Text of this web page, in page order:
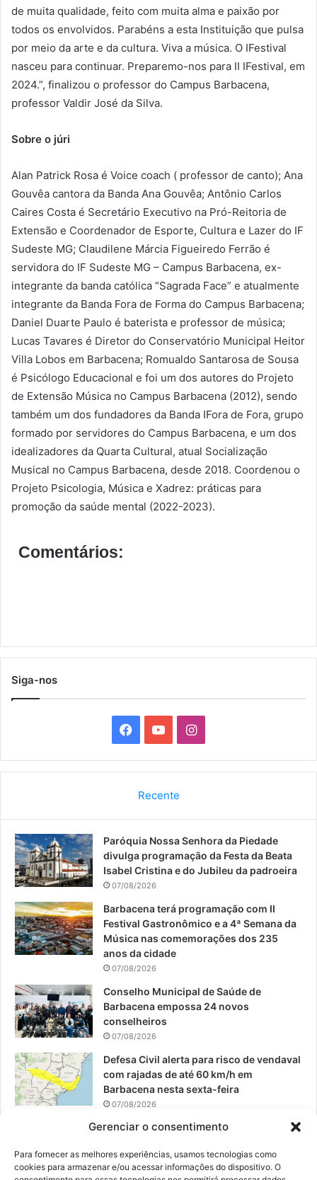
Gerenciar o consentimento
Para fornecer as melhores experiências, usamos tecnologias como
cookies para armazenar e/ou acessar informações do dispositivo. O
de muita qualidade, feito com muita alma e paixão por
todos os envolvidos. Parabéns a esta Instituição que pulsa
por meio da arte e da cultura. Viva a música. O IFestival
nasceu para continuar. Preparemo-nos para II IFestival, em
2024.”, finalizou o professor do Campus Barbacena,
professor Valdir José da Silva.
Sobre o júri
Alan Patrick Rosa é Voice coach ( professor de canto); Ana
Gouvêa cantora da Banda Ana Gouvêa; Antônio Carlos
Caires Costa é Secretário Executivo na Pró-Reitoria de
Extensão e Coordenador de Esporte, Cultura e Lazer do IF
Sudeste MG; Claudilene Márcia Figueiredo Ferrão é
servidora do IF Sudeste MG – Campus Barbacena, ex-
integrante da banda católica “Sagrada Face” e atualmente
integrante da Banda Fora de Forma do Campus Barbacena;
Daniel Duarte Paulo é baterista e professor de música;
Lucas Tavares é Diretor do Conservatório Municipal Heitor
Villa Lobos em Barbacena; Romualdo Santarosa de Sousa
é Psicólogo Educacional e foi um dos autores do Projeto
de Extensão Música no Campus Barbacena (2012), sendo
também um dos fundadores da Banda IFora de Fora, grupo
formado por servidores do Campus Barbacena, e um dos
idealizadores da Quarta Cultural, atual Socialização
Musical no Campus Barbacena, desde 2018. Coordenou o
Projeto Psicologia, Música e Xadrez: práticas para
promoção da saúde mental (2022-2023).
Comentários:
Siga-nos
a
b
o
k
o
u
b
I
n
a
g
a
Recente
Paróquia Nossa Senhora da Piedade
divulga programação da Festa da Beata
Isabel Cristina e do Jubileu da padroeira
07/08/2026
Barbacena terá programação com II
Festival Gastronômico e a 4ª Semana da
Música nas comemorações dos 235
anos da cidade
07/08/2026
Conselho Municipal de Saúde de
Barbacena empossa 24 novos
conselheiros
07/08/2026
Defesa Civil alerta para risco de vendaval
com rajadas de até 60 km/h em
Barbacena nesta sexta-feira
07/08/2026
EPCAR tem a melhor nota do IDEB no
06/08/2026